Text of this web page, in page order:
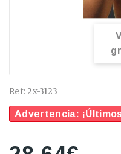
Ref:2x-3123
Advertencia: